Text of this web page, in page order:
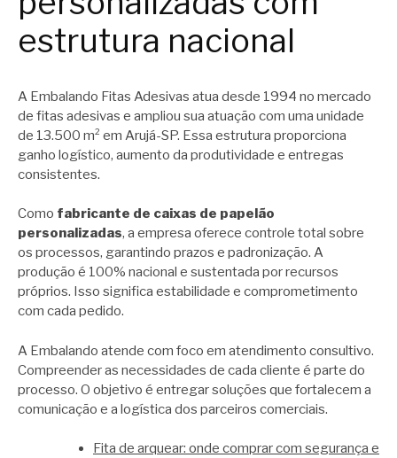
estrutura nacional
A Embalando Fitas Adesivas atua desde 1994 no mercado
de fitas adesivas e ampliou sua atuação com uma unidade
de 13.500 m² em Arujá-SP. Essa estrutura proporciona
ganho logístico, aumento da produtividade e entregas
consistentes.
Como fabricante de caixas de papelão
personalizadas, a empresa oferece controle total sobre
os processos, garantindo prazos e padronização. A
produção é 100% nacional e sustentada por recursos
próprios. Isso significa estabilidade e comprometimento
com cada pedido.
A Embalando atende com foco em atendimento consultivo.
Compreender as necessidades de cada cliente é parte do
processo. O objetivo é entregar soluções que fortalecem a
comunicação e a logística dos parceiros comerciais.
Fita de arquear: onde comprar com segurança e